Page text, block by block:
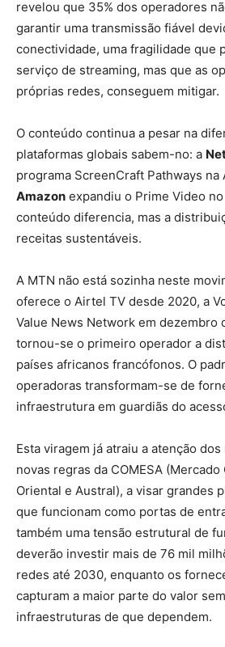
revelou que 35% dos operadores
garantir uma transmissão fiável
conectividade, uma fragilidade que
serviço de streaming, mas que as
próprias redes, conseguem mitigar.
O conteúdo continua a pesar na
plataformas globais sabem-no: a
programa ScreenCraft Pathways na
Amazon expandiu o Prime Video
conteúdo diferencia, mas a
receitas sustentáveis.
A MTN não está sozinha neste
oferece o Airtel TV desde 2020, a
Value News Network em dezembro
tornou-se o primeiro operador a
países africanos francófonos. O
operadoras transformam-se de
infraestrutura em guardiãs do
Esta viragem já atraiu a atenção
novas regras da COMESA (Mercado
Oriental e Austral), a visar grandes
que funcionam como portas de
também uma tensão estrutural de
deverão investir mais de 76 mil
redes até 2030, enquanto os
capturam a maior parte do valor
infraestruturas de que dependem.